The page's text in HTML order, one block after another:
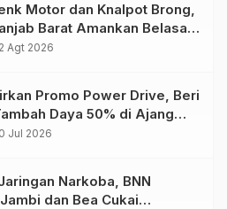
Motor dan Knalpot Brong,
Barat Amankan Belasan
Agt 2026
Promo Power Drive, Beri
Daya 50% di Ajang
Jul 2026
Narkoba, BNN
dan Bea Cukai